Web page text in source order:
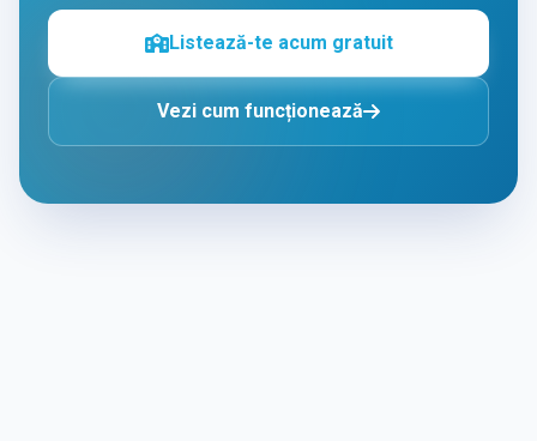
Listează-te acum gratuit
Vezi cum funcționează